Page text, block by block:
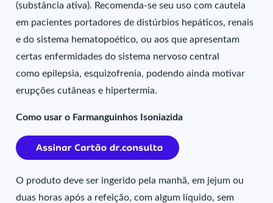
(substância ativa). Recomenda-se seu uso com cautela
em pacientes portadores de distúrbios hepáticos, renais
e do sistema hematopoético, ou aos que apresentam
certas enfermidades do sistema nervoso central
como epilepsia, esquizofrenia, podendo ainda motivar
erupções cutâneas e hipertermia.
Como usar o Farmanguinhos Isoniazida
O produto deve ser ingerido pela manhã, em jejum ou
duas horas após a refeição, com algum líquido, sem